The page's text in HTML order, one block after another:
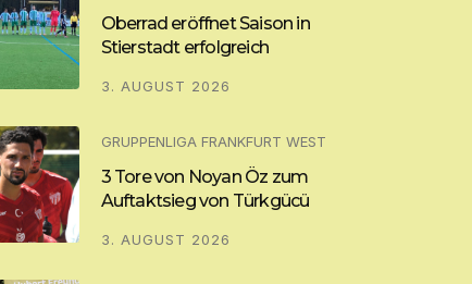
Oberrad eröffnet Saison in
Stierstadt erfolgreich
3. AUGUST 2026
GRUPPENLIGA FRANKFURT WEST
3 Tore von Noyan Öz zum
Auftaktsieg von Türkgücü
3. AUGUST 2026